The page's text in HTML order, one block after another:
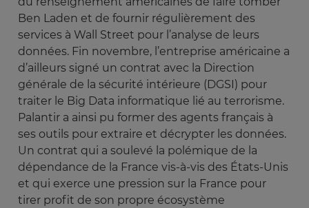
Ben Laden et de fournir régulièrement des
services à Wall Street pour l’analyse de leurs
données. Fin novembre, l’entreprise américaine a
d’ailleurs signé un contrat avec la Direction
générale de la sécurité intérieure (DGSI) pour
traiter le Big Data informatique lié au terrorisme.
Palantir a ainsi pu former des agents français à
ses outils pour extraire et décrypter les données.
Un contrat qui a soulevé la polémique de la
dépendance de la France vis-à-vis des États-Unis
et qui exerce une pression sur la France pour
tirer profit de son propre écosystème